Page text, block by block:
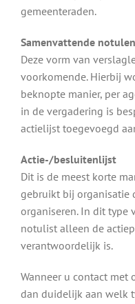
gemeenteraden.
Samenvattende notulen
Deze vorm van
voorkomende. Hierbij
beknopte manier, per
in de vergadering is
actielijst toegevoegd
Actie-/besluitenlijst
Dit is de meest korte
gebruikt bij organisatie
organiseren. In dit
notulist alleen de
verantwoordelijk is.
Wanneer u contact met
dan duidelijk aan welk